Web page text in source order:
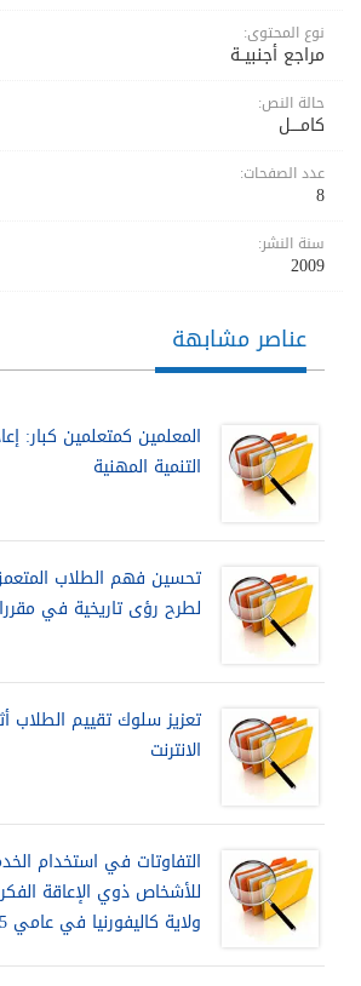
نوع المحتوى:
مراجع أجنبيــة
حالة النص:
كامــــل
عدد الصفحات:
8
سنة النشر:
2009
عناصر مشابهة
المعلمين كمتعلمين كبار:
التنمية المهنية
تحسين فهم الطلاب
لطرح رؤى تاريخية في
تعزيز سلوك تقييم الطلاب
الانترنت
التفاوتات في استخدام
للأشخاص ذوي الإعاقة
ولاية كاليفورنيا في عامي 2005 و 2013